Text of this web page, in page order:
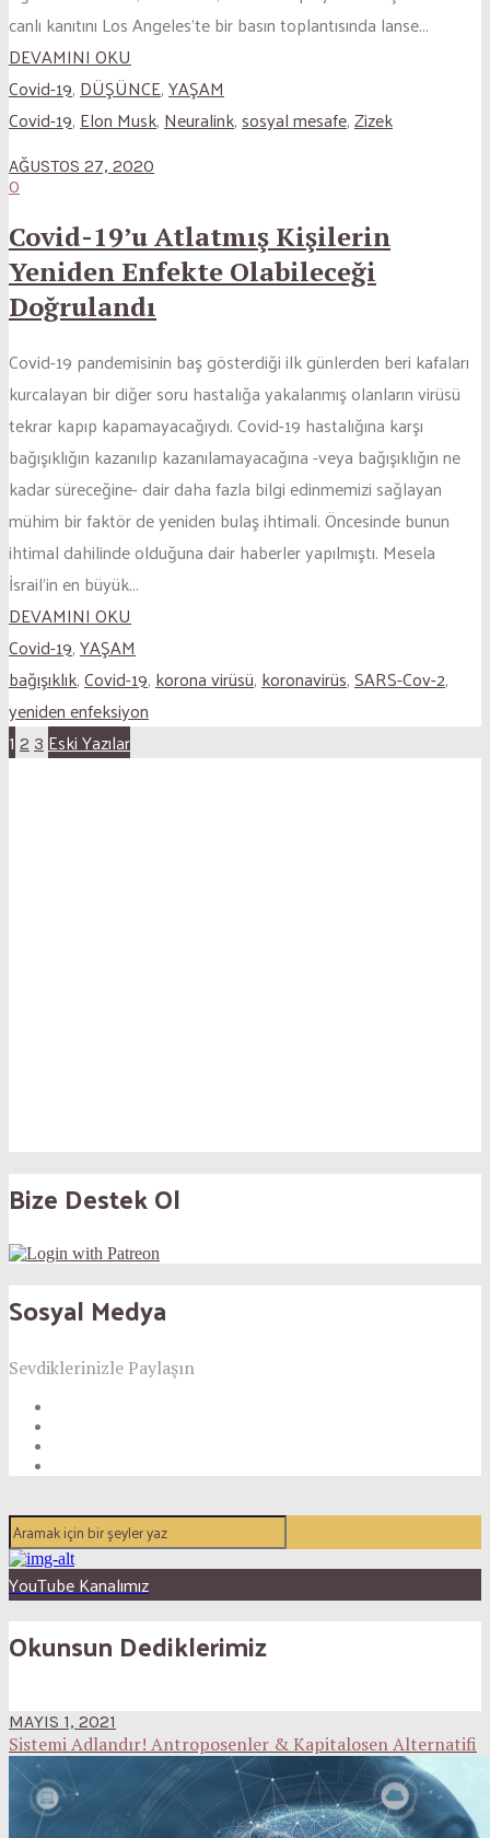
canlı kanıtını Los Angeles’te bir basın toplantısında lanse...
DEVAMINI OKU
Covid-19,DÜŞÜNCE,YAŞAM
Covid-19,Elon Musk,Neuralink,sosyal mesafe,Zizek
AĞUSTOS 27, 2020
0
Covid-19’u Atlatmış Kişilerin
Yeniden Enfekte Olabileceği
Doğrulandı
Covid-19 pandemisinin baş gösterdiği ilk günlerden beri kafaları
kurcalayan bir diğer soru hastalığa yakalanmış olanların virüsü
tekrar kapıp kapamayacağıydı. Covid-19 hastalığına karşı
bağışıklığın kazanılıp kazanılamayacağına -veya bağışıklığın ne
kadar süreceğine- dair daha fazla bilgi edinmemizi sağlayan
mühim bir faktör de yeniden bulaş ihtimali. Öncesinde bunun
ihtimal dahilinde olduğuna dair haberler yapılmıştı. Mesela
İsrail’in en büyük...
DEVAMINI OKU
Covid-19,YAŞAM
bağışıklık,Covid-19, korona virüsü, koronavirüs,SARS-Cov-2,
yeniden enfeksiyon
1 2 3 Eski Yazılar
Bize Destek Ol
Sosyal Medya
Sevdiklerinizle Paylaşın
YouTube Kanalımız
Okunsun Dediklerimiz
MAYIS 1, 2021
Sistemi Adlandır! Antroposenler & Kapitalosen Alternatifi